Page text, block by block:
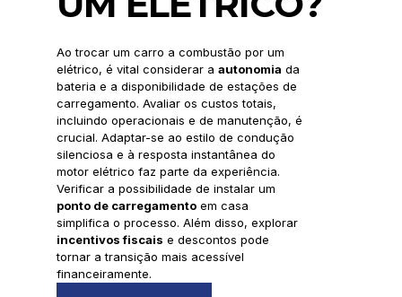
Ao trocar um carro a combustão por um
elétrico, é vital considerar a autonomia da
bateria e a disponibilidade de estações de
carregamento. Avaliar os custos totais,
incluindo operacionais e de manutenção, é
crucial. Adaptar-se ao estilo de condução
silenciosa e à resposta instantânea do
motor elétrico faz parte da experiência.
Verificar a possibilidade de instalar um
ponto de carregamento em casa
simplifica o processo. Além disso, explorar
incentivos fiscais e descontos pode
tornar a transição mais acessível
financeiramente.